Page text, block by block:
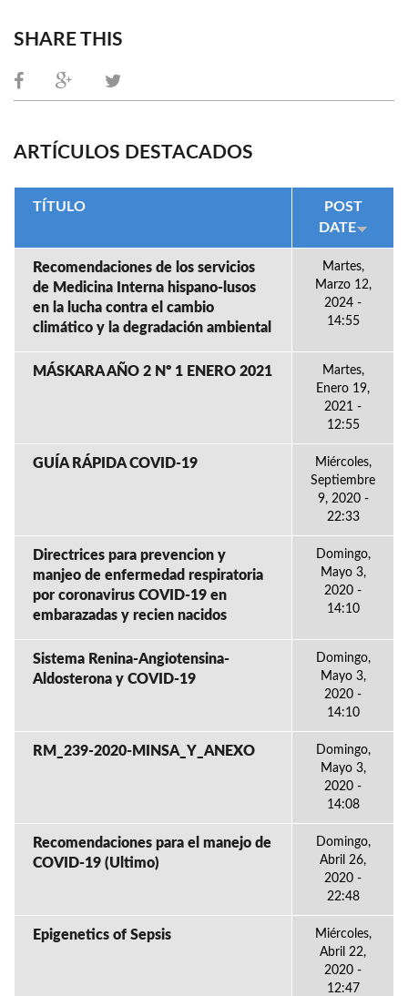
SHARE THIS
ARTÍCULOS DESTACADOS
TÍTULO
POST
DATE
Recomendaciones de los servicios
de Medicina Interna hispano-lusos
en la lucha contra el cambio
climático y la degradación ambiental
Martes,
Marzo 12,
2024 -
14:55
MÁSKARA AÑO 2 Nº 1 ENERO 2021
Martes,
Enero 19,
2021 -
12:55
GUÍA RÁPIDA COVID-19
Miércoles,
Septiembre
9, 2020 -
22:33
Directrices para prevencion y
manjeo de enfermedad respiratoria
por coronavirus COVID-19 en
embarazadas y recien nacidos
Domingo,
Mayo 3,
2020 -
14:10
Sistema Renina-Angiotensina-
Aldosterona y COVID-19
Domingo,
Mayo 3,
2020 -
14:10
RM_239-2020-MINSA_Y_ANEXO
Domingo,
Mayo 3,
2020 -
14:08
Recomendaciones para el manejo de
COVID-19 (Ultimo)
Domingo,
Abril 26,
2020 -
22:48
Epigenetics of Sepsis
Miércoles,
Abril 22,
2020 -
12:47